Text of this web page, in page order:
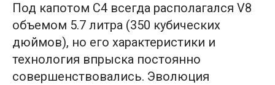
Под капотом C4 всегда располагался V8
объемом 5.7 литра (350 кубических
дюймов), но его характеристики и
технология впрыска постоянно
совершенствовались. Эволюция